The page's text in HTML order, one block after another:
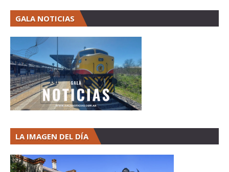
GALA NOTICIAS
LA IMAGEN DEL DÍA